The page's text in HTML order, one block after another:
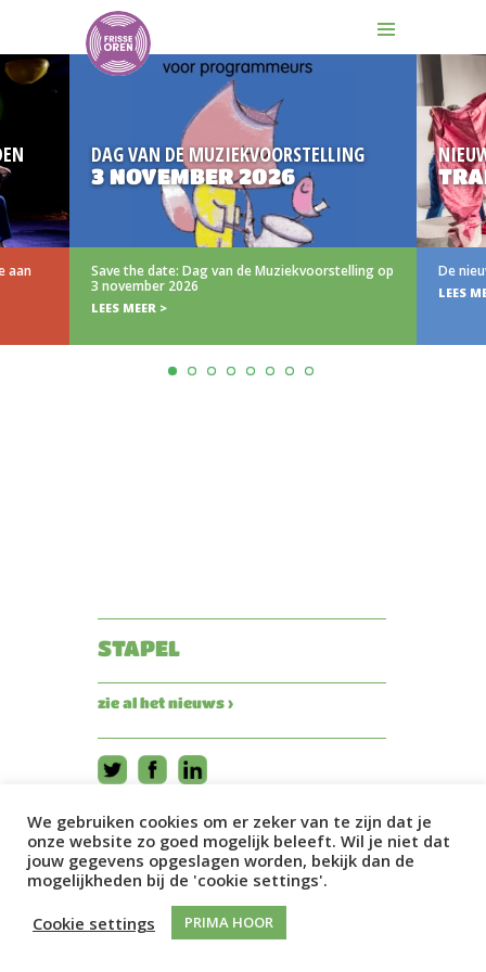
aan
DAG VAN DE MUZIEKVOORSTELLING
3 NOVEMBER 2026
Save the date: Dag van de Muziekvoorstelling op
3 november 2026
LEES MEER >
De
LEES
STAPEL
zie al het nieuws ›
We gebruiken cookies om er zeker van te zijn dat je
onze website zo goed mogelijk beleeft. Wil je niet dat
jouw gegevens opgeslagen worden, bekijk dan de
mogelijkheden bij de 'cookie settings'.
Cookie settings
PRIMA HOOR